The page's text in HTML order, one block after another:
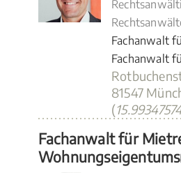
Fachanwalt
Fachanwalt
81547
(
Fachanwalt für